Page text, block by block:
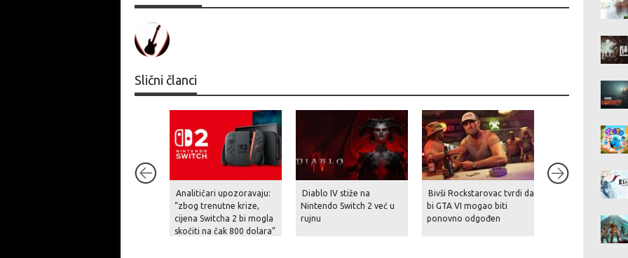
Slični članci
Analitičari upozoravaju:
“zbog trenutne krize,
cijena Switcha 2 bi mogla
skočiti na čak 800 dolara”
Diablo IV stiže na
Nintendo Switch 2 već u
rujnu
Bivši Rockstarovac tvrdi da
bi GTA VI mogao biti
ponovno odgođen
Nakon povijesnog
tuš – EA planira
700 milijuna
val masovnih